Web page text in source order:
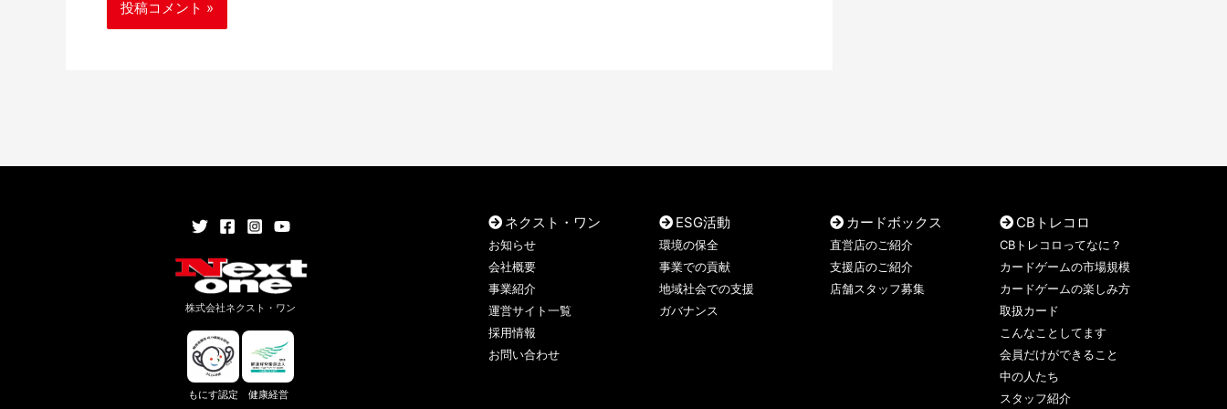
株式会社ネクスト・ワン
もにす認定 健康経営
ネクスト・ワン
お知らせ
会社概要
事業紹介
運営サイト一覧
採用情報
お問い合わせ
ESG活動
環境の保全
事業での貢献
地域社会での支援
ガバナンス
カードボックス
直営店のご紹介
支援店のご紹介
店舗スタッフ募集
CBトレコロ
CBトレコロってなに？
カードゲームの市場規模
カードゲームの楽しみ方
取扱カード
こんなことしてます
会員だけができること
中の人たち
スタッフ紹介